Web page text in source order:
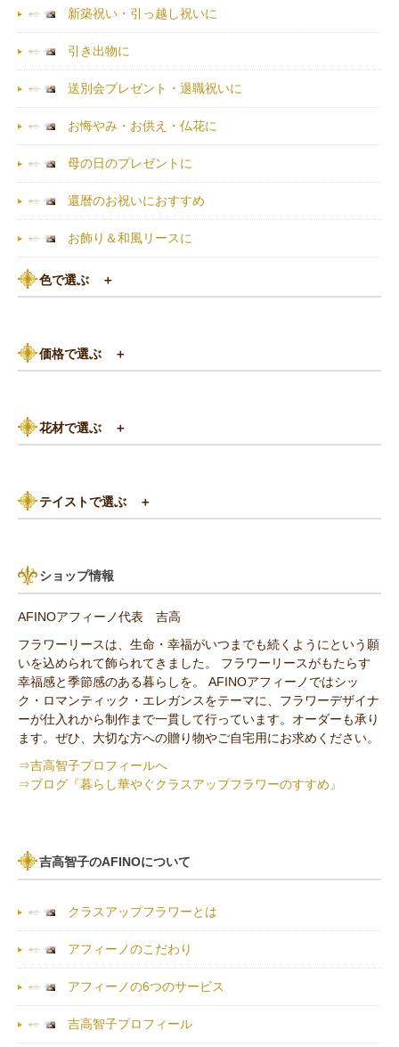
新築祝い・引っ越し祝いに
引き出物に
送別会プレゼント・退職祝いに
お悔やみ・お供え・仏花に
母の日のプレゼントに
還暦のお祝いにおすすめ
お飾り＆和風リースに
色で選ぶ ＋
黄色・オレンジ系
赤（レッド）系
グリーン（緑色）系
価格で選ぶ ＋
3,000円～5,000円
8,000円～10,000円
花材で選ぶ ＋
あじさい
ひまわり
その他の花材
セミオーダー作品
テイストで選ぶ ＋
アンティーク
ショップ情報
AFINOアフィーノ代表 吉高
フラワーリースは、生命・幸福がいつまでも続くようにという願
いを込められて飾られてきました。 フラワーリースがもたらす
幸福感と季節感のある暮らしを。 AFINOアフィーノではシッ
ク・ロマンティック・エレガンスをテーマに、フラワーデザイナ
ーが仕入れから制作まで一貫して行っています。オーダーも承り
ます。ぜひ、大切な方への贈り物やご自宅用にお求めください。
⇒吉高智子プロフィールへ
⇒ブログ『暮らし華やぐクラスアップフラワーのすすめ』
吉高智子のAFINOについて
クラスアップフラワーとは
アフィーノのこだわり
アフィーノの6つのサービス
吉高智子プロフィール